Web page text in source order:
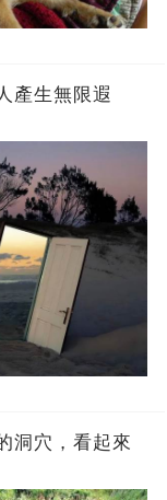
產生無限遐
洞穴，看起來